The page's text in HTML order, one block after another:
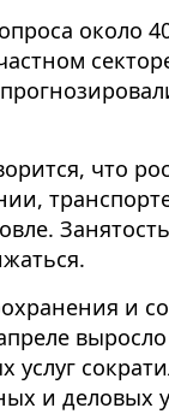
около
что
и
услуг
и деловых